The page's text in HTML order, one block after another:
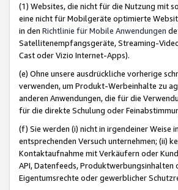
(1) Websites, die nicht für die Nutzung mit
eine nicht für Mobilgeräte optimierte
in den Richtlinie für Mobile Anwendungen
Satellitenempfangsgeräte, Streaming-
Cast oder Vizio Internet-Apps).
(e) Ohne unsere ausdrückliche vorherige
verwenden, um Produkt-Werbeinhalte zu
anderen Anwendungen, die für die
für die direkte Schulung oder
(f) Sie werden (i) nicht in irgendeiner Weise
entsprechenden Versuch unternehmen; (ii)
Kontaktaufnahme mit Verkäufern oder
API, Datenfeeds,
Eigentumsrechte oder gewerblicher